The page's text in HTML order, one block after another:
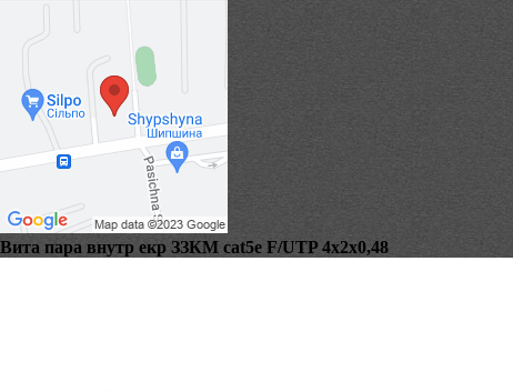
Вита пара внутр екр ЗЗКМ cat5е F/UTP 4х2х0,48